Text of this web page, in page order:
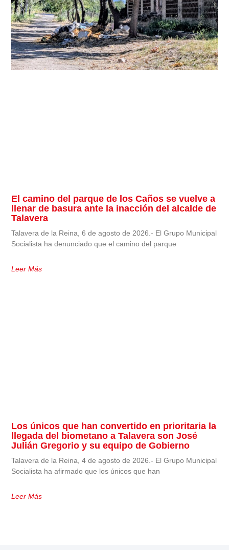
El camino del parque de los Caños se vuelve a
llenar de basura ante la inacción del alcalde de
Talavera
Talavera de la Reina, 6 de agosto de 2026.- El Grupo Municipal
Socialista ha denunciado que el camino del parque
Leer Más
Los únicos que han convertido en prioritaria la
llegada del biometano a Talavera son José
Julián Gregorio y su equipo de Gobierno
Talavera de la Reina, 4 de agosto de 2026.- El Grupo Municipal
Socialista ha afirmado que los únicos que han
Leer Más